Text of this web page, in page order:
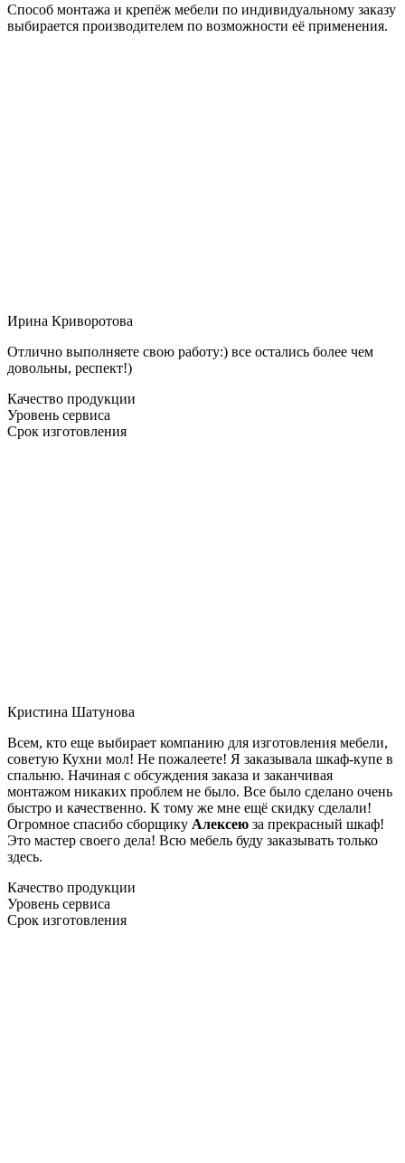
Способ монтажа и крепёж мебели по индивидуальному заказу
выбирается производителем по возможности её применения.
Ирина Криворотова
Отлично выполняете свою работу:) все остались более чем
довольны, респект!)
Качество продукции
Уровень сервиса
Срок изготовления
Кристина Шатунова
Всем, кто еще выбирает компанию для изготовления мебели,
советую Кухни мол! Не пожалеете! Я заказывала шкаф-купе в
спальню. Начиная с обсуждения заказа и заканчивая
монтажом никаких проблем не было. Все было сделано очень
быстро и качественно. К тому же мне ещё скидку сделали!
Огромное спасибо сборщику Алексею за прекрасный шкаф!
Это мастер своего дела! Всю мебель буду заказывать только
здесь.
Качество продукции
Уровень сервиса
Срок изготовления